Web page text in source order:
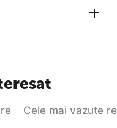
Cele mai vazute